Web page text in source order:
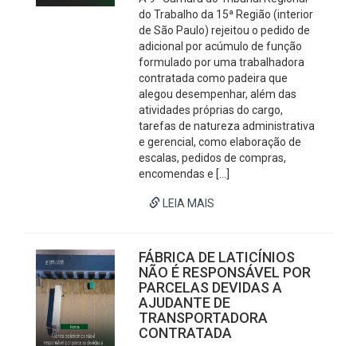
do Trabalho da 15ª Região (interior
de São Paulo) rejeitou o pedido de
adicional por acúmulo de função
formulado por uma trabalhadora
contratada como padeira que
alegou desempenhar, além das
atividades próprias do cargo,
tarefas de natureza administrativa
e gerencial, como elaboração de
escalas, pedidos de compras,
encomendas e […]
LEIA MAIS
FÁBRICA DE LATICÍNIOS
NÃO É RESPONSÁVEL POR
PARCELAS DEVIDAS A
AJUDANTE DE
TRANSPORTADORA
CONTRATADA